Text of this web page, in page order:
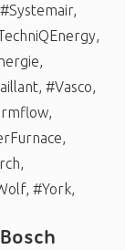
#Systemair,
,
,
, #Vasco,
,
,
,
, #York,